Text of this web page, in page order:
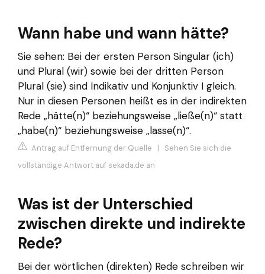
Wann habe und wann hätte?
Sie sehen: Bei der ersten Person Singular (ich)
und Plural (wir) sowie bei der dritten Person
Plural (sie) sind Indikativ und Konjunktiv I gleich.
Nur in diesen Personen heißt es in der indirekten
Rede „hätte(n)“ beziehungsweise „ließe(n)“ statt
„habe(n)“ beziehungsweise „lasse(n)“.
Antrag auf Entfernung der Quelle | Sehen Sie sich die
vollständige Antwort auf sekada.de an
Was ist der Unterschied
zwischen direkte und indirekte
Rede?
Bei der wörtlichen (direkten) Rede schreiben wir